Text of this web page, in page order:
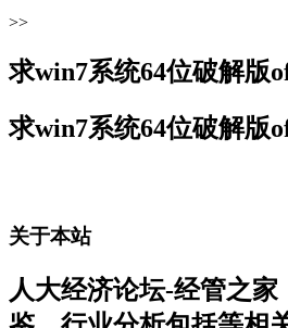
>>
求win7系统64位破解版
求win7系统64位破解版
关于本站
人大经济论坛-经管之